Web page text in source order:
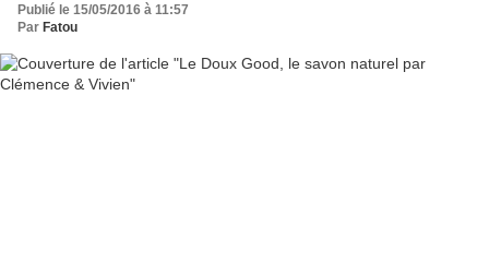
Publié le 15/05/2016 à 11:57
Par Fatou